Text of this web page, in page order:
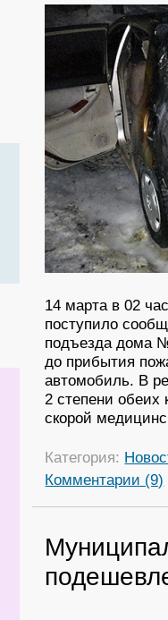
14 марта в 02
поступило
подъезда дома
до прибытия
автомобиль. В
2 степени обеих
скорой
Категория:
Комментарии (9)